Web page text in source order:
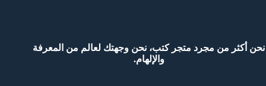
نحن أكثر من مجرد متجر كتب، نحن وجهتك لعالم من المعرفة
والإلهام.